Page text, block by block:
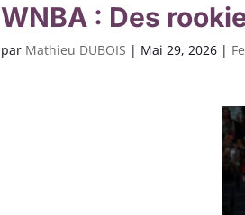
WNBA : Des
par Mathieu DUBOIS | Mai 29, 2026 |